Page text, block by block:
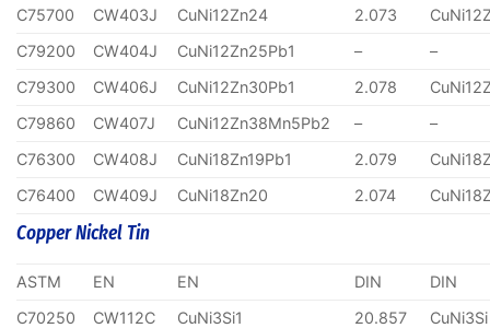
C75700
CW403J CuNi12Zn24 2.073
C79200
CW404J CuNi12Zn25Pb1 –
–
C79300
CW406J CuNi12Zn30Pb1 2.078
C79860
CW407J CuNi12Zn38Mn5Pb2 –
–
C76300
CW408J CuNi18Zn19Pb1 2.079
C76400
CW409J CuNi18Zn20 2.074
Copper Nickel Tin
ASTM EN EN DIN
DIN
C70250
CW112C CuNi3Si1 20.857
CuNi3Si